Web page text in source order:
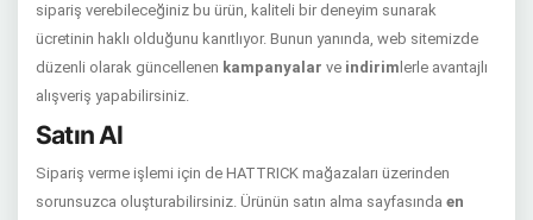
sipariş verebileceğiniz bu ürün, kaliteli bir deneyim sunarak
ücretinin haklı olduğunu kanıtlıyor. Bunun yanında, web sitemizde
düzenli olarak güncellenen kampanyalar ve indirim lerle avantajlı
alışveriş yapabilirsiniz.
Satın Al
Sipariş verme işlemi için de HATTRICK mağazaları üzerinden
sorunsuzca oluşturabilirsiniz. Ürünün satın alma sayfasında en